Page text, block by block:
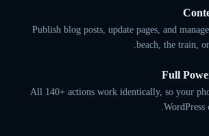
Publish blog posts, update pages, and
beach, the train,
Full
All 140+ actions work identically, so your
WordPress